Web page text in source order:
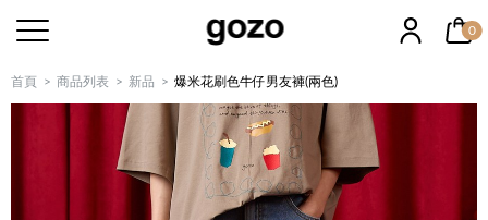
0
首頁 商品列表 新品 爆米花刷色牛仔男友褲(兩色)